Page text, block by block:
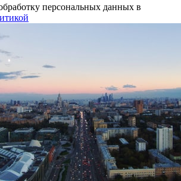
персональных данных в